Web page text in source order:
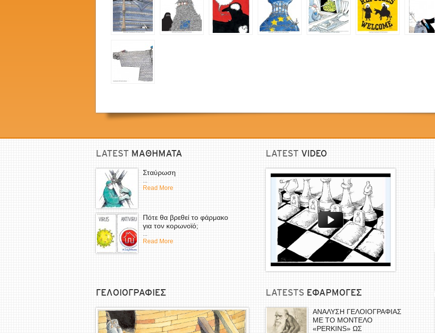
LATEST ΜΑΘΗΜΑΤΑ
Σταύρωση
...
Read More
Πότε θα βρεθεί το φάρμακο
για τον κορωνοϊό;
...
Read More
LATEST VIDEO
ΓΕΛΟΙΟΓΡΑΦΙΕΣ LATESTS EΦΑΡΜΟΓΕΣ
ΑΝΑΛΥΣΗ ΓΕΛΟΙΟΓΡΑΦΙΑΣ
ΜΕ ΤΟ ΜΟΝΤΕΛΟ
«PERKINS» ΩΣ